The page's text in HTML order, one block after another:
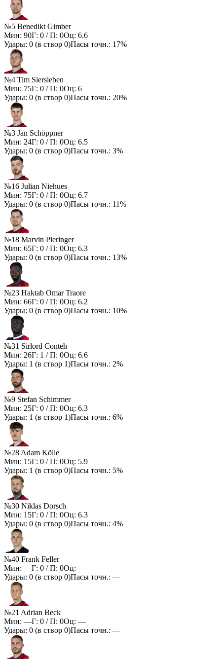
№5 Benedikt Gimber
Мин: 90Г: 0 / П: 0Оц: 6.6
Удары: 0 (в створ 0)Пасы точн.: 17%
№4 Tim Siersleben
Мин: 75Г: 0 / П: 0Оц: 6
Удары: 0 (в створ 0)Пасы точн.: 20%
№3 Jan Schöppner
Мин: 24Г: 0 / П: 0Оц: 6.5
Удары: 0 (в створ 0)Пасы точн.: 3%
№16 Julian Niehues
Мин: 75Г: 0 / П: 0Оц: 6.7
Удары: 0 (в створ 0)Пасы точн.: 11%
№18 Marvin Pieringer
Мин: 65Г: 0 / П: 0Оц: 6.3
Удары: 0 (в створ 0)Пасы точн.: 13%
№23 Haktab Omar Traore
Мин: 66Г: 0 / П: 0Оц: 6.2
Удары: 0 (в створ 0)Пасы точн.: 10%
№31 Sirlord Conteh
Мин: 26Г: 1 / П: 0Оц: 6.6
Удары: 1 (в створ 1)Пасы точн.: 2%
№9 Stefan Schimmer
Мин: 25Г: 0 / П: 0Оц: 6.3
Удары: 1 (в створ 1)Пасы точн.: 6%
№28 Adam Kölle
Мин: 15Г: 0 / П: 0Оц: 5.9
Удары: 1 (в створ 0)Пасы точн.: 5%
№30 Niklas Dorsch
Мин: 15Г: 0 / П: 0Оц: 6.3
Удары: 0 (в створ 0)Пасы точн.: 4%
№40 Frank Feller
Мин: —Г: 0 / П: 0Оц: —
Удары: 0 (в створ 0)Пасы точн.: —
№21 Adrian Beck
Мин: —Г: 0 / П: 0Оц: —
Удары: 0 (в створ 0)Пасы точн.: —